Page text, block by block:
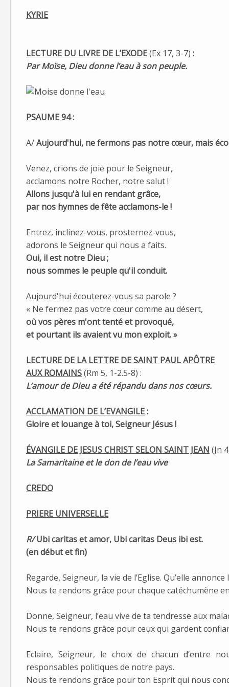
KYRIE
LECTURE DU LIVRE DE L’EXODE(Ex 17, 3-7) :
Par Moïse, Dieu donne l’eau à son peuple.
PSAUME 94:
A/Aujourd'hui, ne fermons pas notre cœur, mais
Venez, crions de joie pour le Seigneur,
acclamons notre Rocher, notre salut !
Allons jusqu'à lui en rendant grâce,
par nos hymnes de fête acclamons-le !
Entrez, inclinez-vous, prosternez-vous,
adorons le Seigneur qui nous a faits.
Oui, il est notre Dieu ;
nous sommes le peuple qu'il conduit.
Aujourd'hui écouterez-vous sa parole ?
« Ne fermez pas votre cœur comme au désert,
où vos pères m'ont tenté et provoqué,
et pourtant ils avaient vu mon exploit. »
LECTURE DE LA LETTRE DE SAINT PAUL APÔTRE
AUX ROMAINS(Rm 5, 1-2.5-8) :
L’amour de Dieu a été répandu dans nos cœurs.
ACCLAMATION DE L’EVANGILE:
Gloire et louange à toi, Seigneur Jésus!
ÉVANGILE DE JESUS CHRIST SELON SAINT JEAN (Jn
La Samaritaine et le don de l’eau vive
CREDO
PRIERE UNIVERSELLE
R/ Ubi caritas et amor, Ubi caritas Deus ibi est.
(en début et fin)
Regarde, Seigneur, la vie de l’Eglise. Qu’elle
Nous te rendons grâce pour chaque catéchumène
Donne, Seigneur, l’eau vive de ta tendresse aux
Nous te rendons grâce pour ceux qui gardent
Eclaire, Seigneur, le choix de chacun d’entre
responsables politiques de notre pays.
Nous te rendons grâce pour ton Esprit qui nous